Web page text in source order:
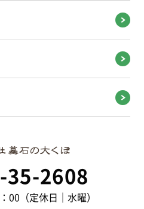
35-2608
00（定休日｜水曜）